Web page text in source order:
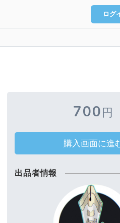
ログ
700円
購入画面に進
出品者情報